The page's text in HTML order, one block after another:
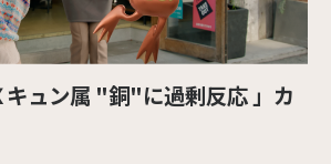
キュン属 "銅"に過剰反応 」カ